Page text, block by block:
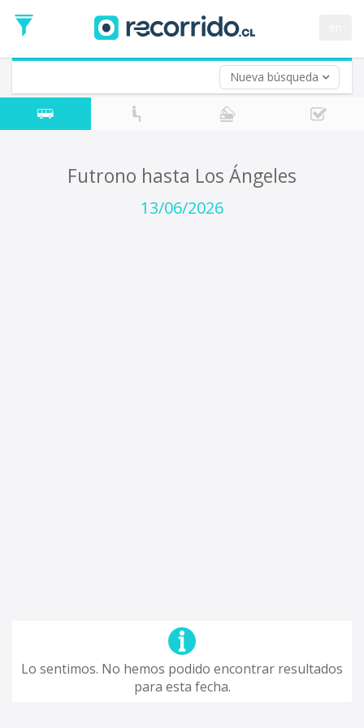
Nueva búsqueda
de
Ida
Vuelta (opcional)
Fecha
de
Futrono hasta Los Ángeles
13/06/2026
Lo sentimos. No hemos podido encontrar resultados
para esta fecha.